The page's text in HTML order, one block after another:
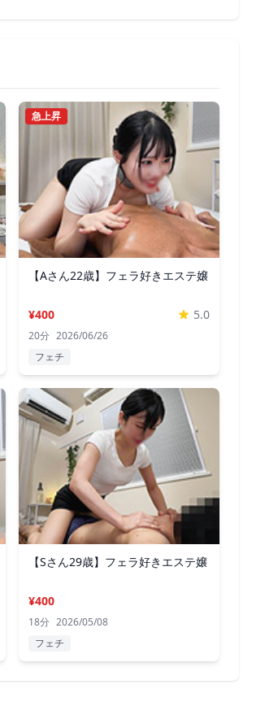
急上昇
【Aさん22歳】フェラ好きエステ嬢
¥400 5.0
20分 2026/06/26
フェチ
【Sさん29歳】フェラ好きエステ嬢
¥400
18分 2026/05/08
フェチ